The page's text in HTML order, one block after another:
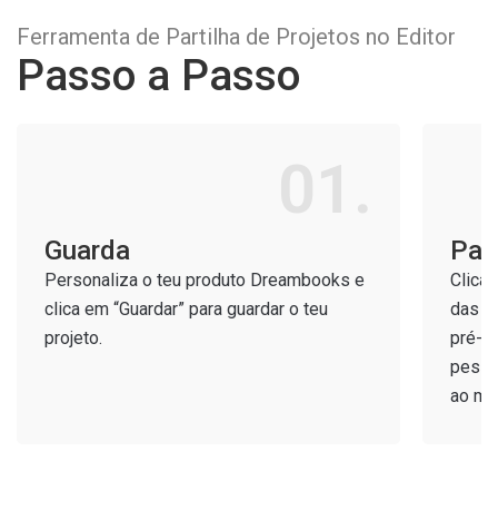
Ferramenta de Partilha de Projetos no Editor
Passo a Passo
Guarda
Personaliza o teu produto Dreambooks e
clica em “Guardar” para guardar o teu
projeto.
Clica
das
pré-
ao